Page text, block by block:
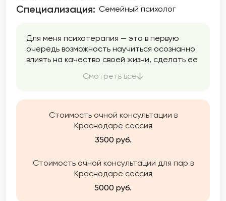
Специализация: Семейный психолог
Для меня психотерапия — это в первую
очередь возможность научиться осознанно
влиять на качество своей жизни, сделать ее
Смотреть все
Стоимость очной консультации в
Краснодаре сессия
3500 руб.
Стоимость очной консультации для пар в
Краснодаре сессия
5000 руб.